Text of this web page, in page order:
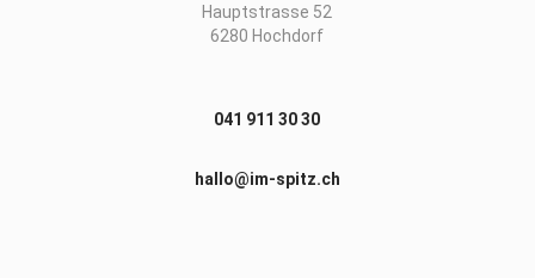
Hauptstrasse 52
6280 Hochdorf
041 911 30 30
hallo@im-spitz.ch